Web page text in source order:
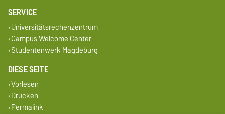
SERVICE
Universitätsrechenzentrum
Campus Welcome Center
Studentenwerk Magdeburg
DIESE SEITE
Vorlesen
Drucken
Permalink